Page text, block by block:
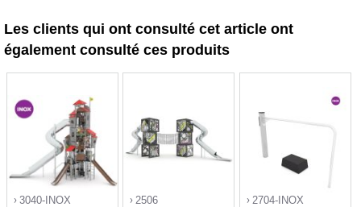
Les clients qui ont consulté cet article ont
également consulté ces produits
3040-INOX 2506 2704-INOX